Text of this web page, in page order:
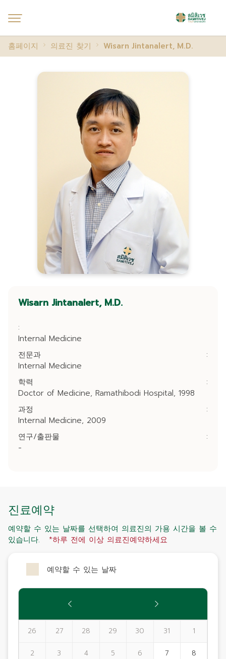
홈페이지 의료진 찾기 Wisarn Jintanalert, M.D.
Wisarn Jintanalert, M.D.
:
Internal Medicine
전문과
:
Internal Medicine
학력
:
Doctor of Medicine, Ramathibodi Hospital, 1998
과정
:
Internal Medicine, 2009
연구/출판물
:
-
진료예약
예약할 수 있는 날짜를 선택하여 의료진의 가용 시간을 볼 수
있습니다.
*하루 전에 이상 의료진예약하세요
예약할 수 있는 날짜
26 27 28 29 30 31 1
2 3 4 5 6 7 8